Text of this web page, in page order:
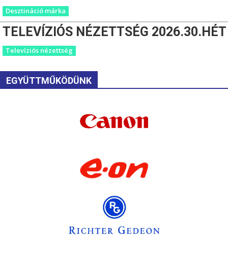
Desztináció márka
TELEVÍZIÓS NÉZETTSÉG 2026.30.HÉT
Televíziós nézettség
EGYÜTTMŰKÖDÜNK